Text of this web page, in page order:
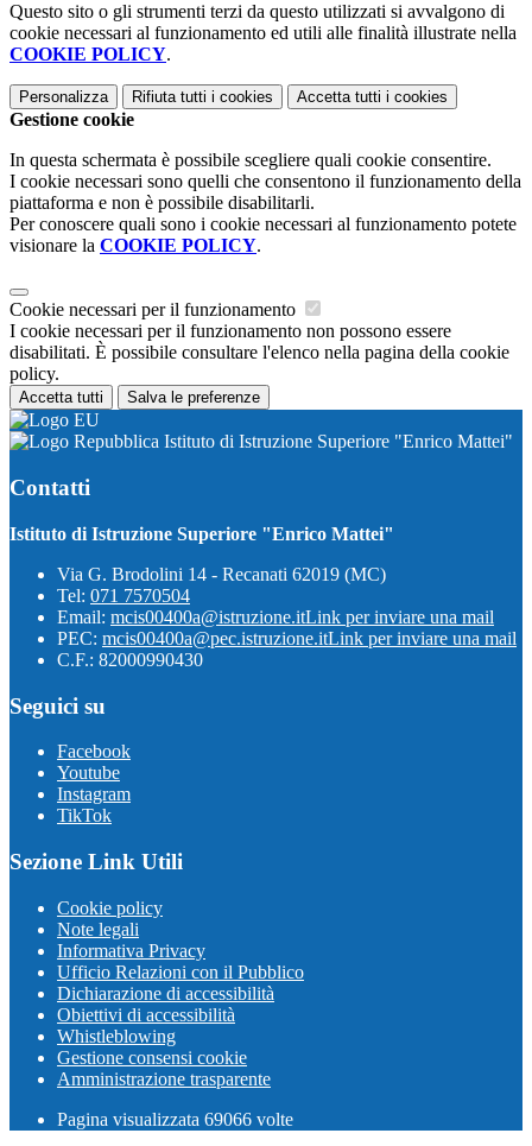
Questo sito o gli strumenti terzi da questo utilizzati si avvalgono di
cookie necessari al funzionamento ed utili alle finalità illustrate nella
COOKIE POLICY.
Personalizza Rifiuta tutti i cookies Accetta tutti i cookies
Gestione cookie
In questa schermata è possibile scegliere quali cookie consentire.
I cookie necessari sono quelli che consentono il funzionamento della
piattaforma e non è possibile disabilitarli.
Per conoscere quali sono i cookie necessari al funzionamento potete
visionare la COOKIE POLICY.
Cookie necessari per il funzionamento
I cookie necessari per il funzionamento non possono essere
disabilitati. È possibile consultare l'elenco nella pagina della cookie
policy.
Accetta tutti Salva le preferenze
Istituto di Istruzione Superiore "Enrico Mattei"
Contatti
Istituto di Istruzione Superiore "Enrico Mattei"
Via G. Brodolini 14 - Recanati 62019 (MC)
Tel: 071 7570504
Email: mcis00400a@istruzione.itLink per inviare una mail
PEC: mcis00400a@pec.istruzione.itLink per inviare una mail
C.F.: 82000990430
Seguici su
Facebook
Youtube
Instagram
TikTok
Sezione Link Utili
Cookie policy
Note legali
Informativa Privacy
Ufficio Relazioni con il Pubblico
Dichiarazione di accessibilità
Obiettivi di accessibilità
Whistleblowing
Gestione consensi cookie
Amministrazione trasparente
Pagina visualizzata 69066 volte